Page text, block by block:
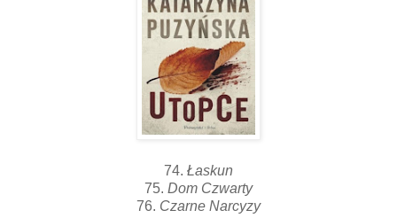
74. Łaskun
75. Dom Czwarty
76. Czarne Narcyzy